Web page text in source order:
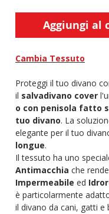
Aggiungi al
Cambia Tessuto
Proteggi il tuo divano
il salvadivano cover
o con penisola fatto
tuo divano. La
elegante per il tuo
longue.
Il tessuto ha uno
Antimacchia che
Impermeabile ed
è particolarmente
il divano da cani, gatti e